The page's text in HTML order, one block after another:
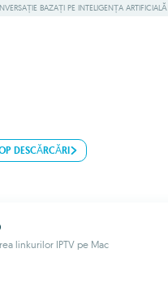
BAZAȚI PE INTELIGENȚA ARTIFICIALĂ
DESCĂRCĂRI
linkurilor IPTV pe Mac